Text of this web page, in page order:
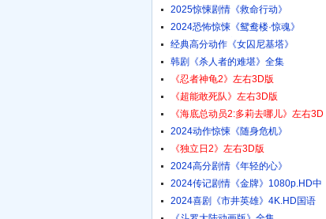
战》4K.HD国语中字
2025惊悚剧情《救命行动》
1080p.HD中字
2024恐怖惊悚《鸳鸯楼·惊魂》
4K.HD国语中字
经典高分动作《女囚尼基塔》
1080p.BD中英双字
韩剧《杀人者的难堪》全集
《忍者神龟2》左右3D版
《超能敢死队》左右3D版
《海底总动员2:多莉去哪儿》左右3D
版
2024动作惊悚《随身危机》
1080p.HD中英双字
《独立日2》左右3D版
2024高分剧情《年轻的心》
1080p.HD中字
2024传记剧情《金牌》1080p.HD中
字
2024喜剧《市井英雄》4K.HD国语
中字